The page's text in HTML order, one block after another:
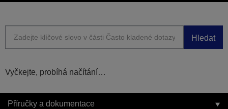
Hledat
Vyčkejte, probíhá načítání…
Příručky a dokumentace